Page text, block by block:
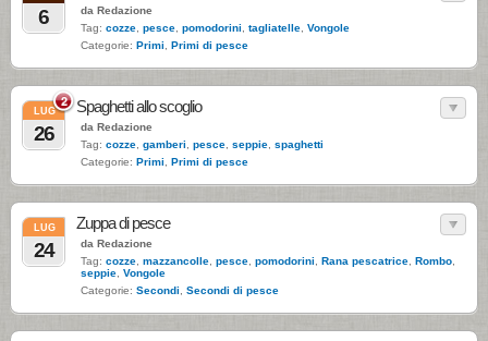
6
da Redazione
Tag: cozze pesce pomodorini tagliatelle Vongole
Categorie: Primi Primi di pesce
2
LUG
26
Spaghetti allo scoglio
da Redazione
Tag: cozze gamberi pesce seppie spaghetti
Categorie: Primi Primi di pesce
LUG
24
Zuppa di pesce
da Redazione
Tag: cozze mazzancolle pesce pomodorini Rana pescatrice Rombo
seppie Vongole
Categorie: Secondi Secondi di pesce